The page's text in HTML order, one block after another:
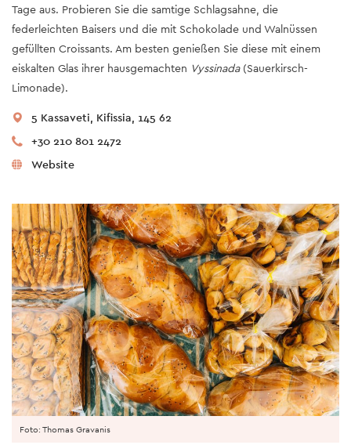
Tage aus. Probieren Sie die samtige Schlagsahne, die
federleichten Baisers und die mit Schokolade und Walnüssen
gefüllten Croissants. Am besten genießen Sie diese mit einem
eiskalten Glas ihrer hausgemachten Vyssinada(Sauerkirsch-
Limonade).
5 Kassaveti, Kifissia, 145 62
+30 210 801 2472
Website
Foto: Thomas Gravanis